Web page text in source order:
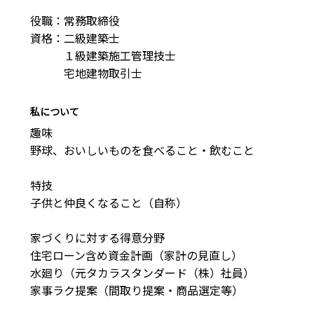
役職：常務取締役
資格：二級建築士
１級建築施工管理技士
宅地建物取引士
私について
趣味
野球、おいしいものを食べること・飲むこと
特技
子供と仲良くなること（自称）
家づくりに対する得意分野
住宅ローン含め資金計画（家計の見直し）
水廻り（元タカラスタンダード（株）社員）
家事ラク提案（間取り提案・商品選定等）